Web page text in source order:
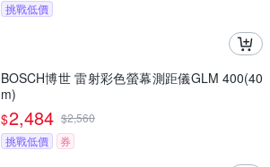
挑戰低價
BOSCH博世 雷射彩色螢幕測距儀GLM 400(40
m)
$2,484 $2,560
挑戰低價
券